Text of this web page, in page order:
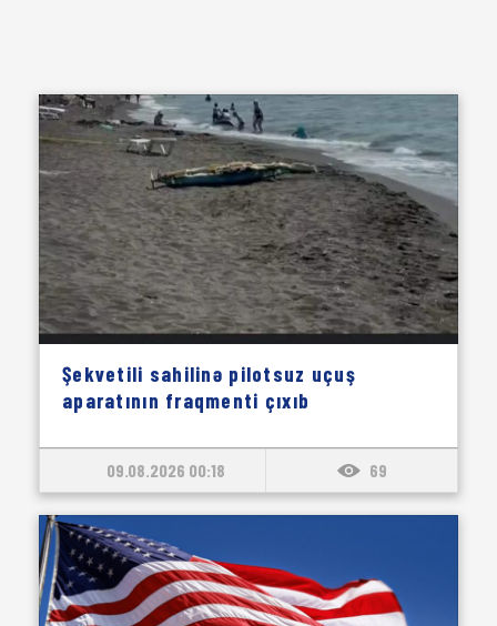
Şekvetili sahilinə pilotsuz uçuş
aparatının fraqmenti çıxıb
09.08.2026 00:18 69